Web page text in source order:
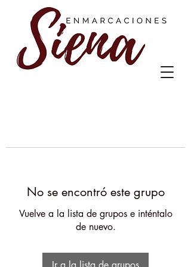
No se encontró este grupo
Vuelve a la lista de grupos e inténtalo
de nuevo.